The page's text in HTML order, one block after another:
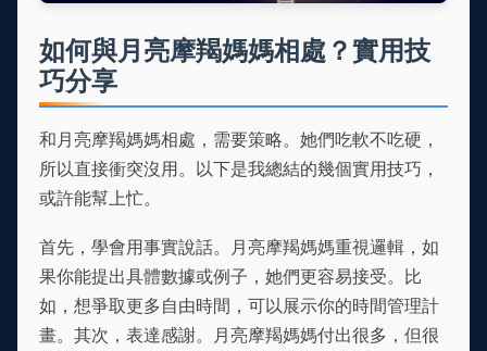
如何與月亮摩羯媽媽相處？實用技
巧分享
和月亮摩羯媽媽相處，需要策略。她們吃軟不吃硬，
所以直接衝突沒用。以下是我總結的幾個實用技巧，
或許能幫上忙。
首先，學會用事實說話。月亮摩羯媽媽重視邏輯，如
果你能提出具體數據或例子，她們更容易接受。比
如，想爭取更多自由時間，可以展示你的時間管理計
畫。其次，表達感謝。月亮摩羯媽媽付出很多，但很